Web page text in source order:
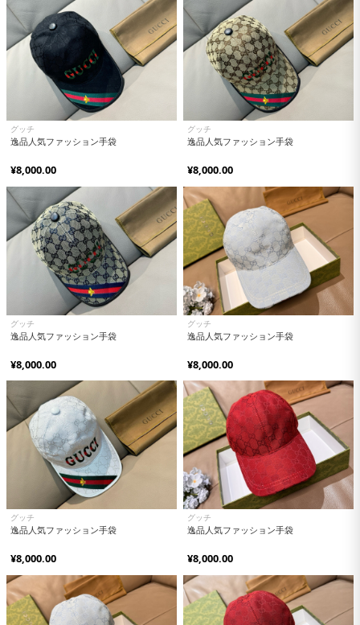
グッチ
逸品人気ファッション手袋
¥8,000.00
グッチ
逸品人気ファッション手袋
¥8,000.00
グッチ
逸品人気ファッション手袋
¥8,000.00
グッチ
逸品人気ファッション手袋
¥8,000.00
グッチ
逸品人気ファッション手袋
¥8,000.00
グッチ
逸品人気ファッション手袋
¥8,000.00